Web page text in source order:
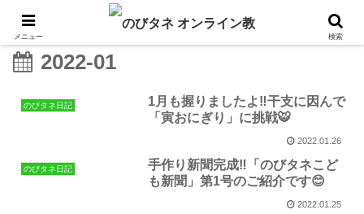
2022-01
のびタネ日記
1月も握りましたよ‼️干支に因んで
「寅おにぎり」に挑戦🐯
2022.01.26
のびタネ日記
手作り新聞完成‼️「のびタネこど
も新聞」第1号のご紹介です😊
2022.01.25
メニュー 検索